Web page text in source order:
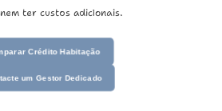
ter custos adicionais.
Crédito Habitação
um Gestor Dedicado